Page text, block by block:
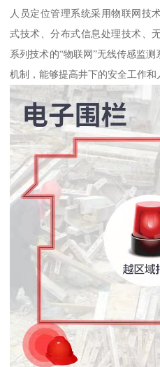
人员定位管理系统采用物联网技
式技术、分布式信息处理技术、
系列技术的“物联网”无线传感监
机制，能够提高井下的安全工作和